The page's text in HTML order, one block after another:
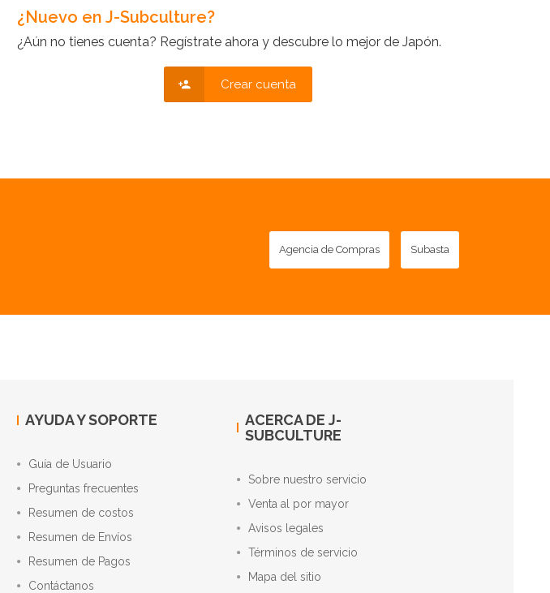
¿Nuevo en J-Subculture?
¿Aún no tienes cuenta? Regístrate ahora y descubre lo mejor de Japón.
Crear cuenta
Agencia de Compras Subasta
AYUDA Y SOPORTE
Guía de Usuario
Preguntas frecuentes
Resumen de costos
Resumen de Envíos
Resumen de Pagos
Contáctanos
ACERCA DE J-
SUBCULTURE
Sobre nuestro servicio
Venta al por mayor
Avisos legales
Términos de servicio
Mapa del sitio